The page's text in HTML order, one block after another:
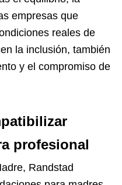
empresas que
reales de
la inclusión, también
y el compromiso de
profesional
Randstad